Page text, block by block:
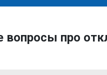
вопросы про